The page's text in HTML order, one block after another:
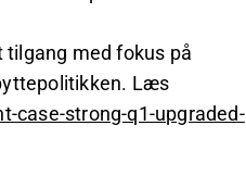
med fokus på
Læs
case-strong-q1-upgraded-